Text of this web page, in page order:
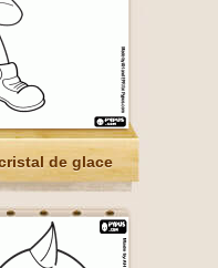
de glace